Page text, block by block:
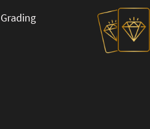
Grading